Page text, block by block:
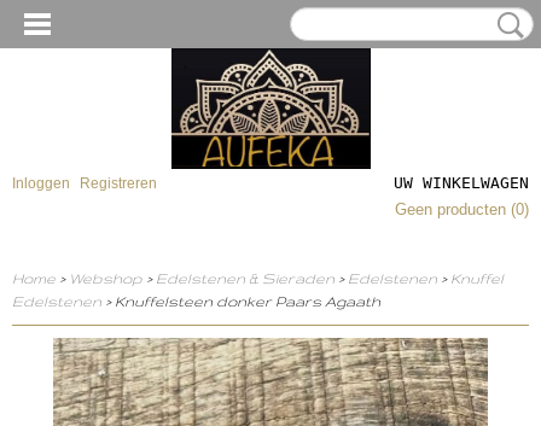
Inloggen Registreren
UW WINKELWAGEN
Geen producten (0)
Home > Webshop > Edelstenen & Sieraden > Edelstenen > Knuffel
Edelstenen > Knuffelsteen donker Paars Agaath